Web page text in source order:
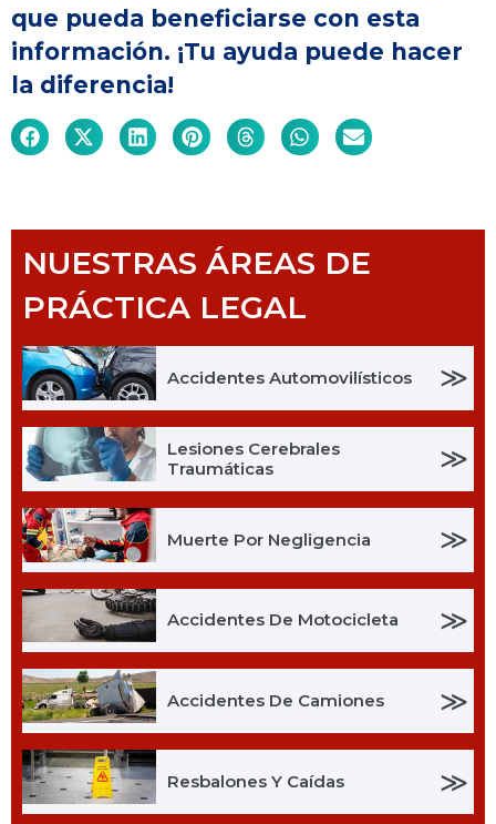
que pueda beneficiarse con esta
información. ¡Tu ayuda puede hacer
la diferencia!
NUESTRAS ÁREAS DE
PRÁCTICA LEGAL
Accidentes Automovilísticos ≫
Lesiones Cerebrales
Traumáticas
≫
Muerte Por Negligencia ≫
Accidentes De Motocicleta ≫
Accidentes De Camiones ≫
Resbalones Y Caídas ≫